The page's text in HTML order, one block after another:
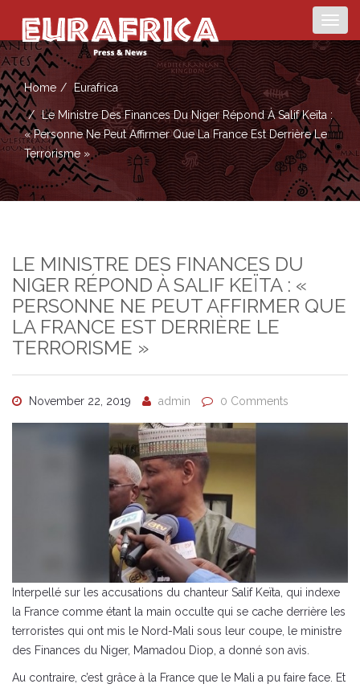
Home Eurafrica
Le Ministre Des Finances Du Niger Répond À Salif Keïta :
« Personne Ne Peut Affirmer Que La France Est Derrière Le
Terrorisme »
LE MINISTRE DES FINANCES DU
NIGER RÉPOND À SALIF KEÏTA : «
PERSONNE NE PEUT AFFIRMER QUE
LA FRANCE EST DERRIÈRE LE
TERRORISME »
November 22, 2019 admin 0 Comments
Interpellé sur les accusations du chanteur Salif Keïta, qui indexe
la France comme étant la main occulte qui se cache derrière les
terroristes qui ont mis le Nord-Mali sous leur coupe, le ministre
des Finances du Niger, Mamadou Diop, a donné son avis.
Au contraire, c’est grâce à la France que le Mali a pu faire face. Et